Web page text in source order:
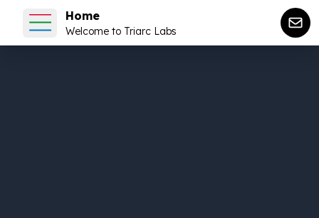
Home
Welcome to Triarc Labs